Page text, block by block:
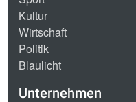
Kultur
Wirtschaft
Politik
Blaulicht
Unternehmen